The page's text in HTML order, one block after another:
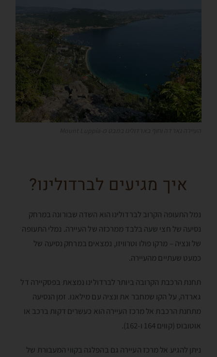
איך מגיעים לברדולינו?
נמל התעופה הקרוב לברדולינו הוא השדה שבורונה במרחק
נסיעה של חצי שעה בלבד ממרכזה של העיירה. נמלי התעופה
של ונציה – מרקו פולו וטרוויזו, נמצאים במרחק נסיעה של
כמעט שעתיים מהעיירה.
תחנת הרכבת הקרובה ביותר לברדולינו נמצאת בפסקיירה דל
גארדה, על הקו שמחבר את ונציה עם מילאנו. זמן הנסיעה
מתחנת הרכבת אל מרכז העיירה הוא כעשרים דקות ברכב או
אוטובוס (קווים 164 ו-162).
ניתן להגיע אל מרכז העיירה גם בהפלגה בקווי המעבורת של